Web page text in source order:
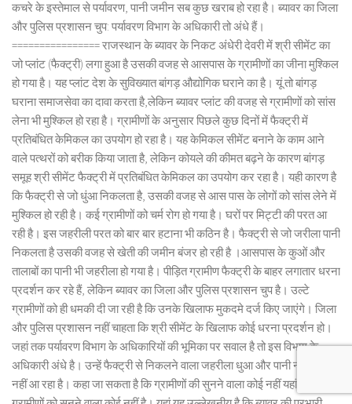
कचरे के इस्तेमाल से पर्यावरण, पानी जमीन सब कुछ खराब हो रहा है। ब्यावर का जिला
और पुलिस प्रशासन चुप: पर्यावरण विभाग के अधिकारी तो अंधे हैं।
================ राजस्थान के ब्यावर के निकट अंधेरी देवरी में श्री सीमेंट का
जो प्लांट (फैक्ट्री) लगा हुआ है उसकी वजह से आसपास के ग्रामीणों का जीना मुश्किल
हो गया है। यह प्लांट देश के सुविख्यात बांगड़ औद्योगिक घराने का है। यूं तो बांगड़
घराना समाजसेवा का दावा करता है,लेकिन ब्यावर प्लांट की वजह से ग्रामीणों को सांस
लेना भी मुश्किल हो रहा है। ग्रामीणों के अनुसार पिछले कुछ दिनों में फैक्ट्री में
प्रतिबंधित केमिकल का उपयोग हो रहा है। यह केमिकल सीमेंट बनाने के काम आने
वाले पत्थरों को बरीक किया जाता है, लेकिन कोयले की कीमत बढ़ने के कारण बांगड़
समूह श्री सीमेंट फैक्ट्री में प्रतिबंधित केमिकल का उपयोग कर रहा है। यही कारण है
कि फैक्ट्री से जो धुंआ निकलता है, उसकी वजह से आस पास के लोगों को सांस लेने में
मुश्किल हो रही है। कई ग्रामीणों को चर्म रोग हो गया है। घरों पर मिट्टी की परत आ
रही है। इस जहरीली परत को बार बार हटाना भी कठिन है। फैक्ट्री से जो जरीला पानी
निकलता है उसकी वजह से खेती की जमीन बंजर हो रही है ।आसपास के कुओं और
तालाबों का पानी भी जहरीला हो गया है। पीड़ित ग्रामीण फैक्ट्री के बाहर लगातार धरना
प्रदर्शन कर रहे हैं, लेकिन ब्यावर का जिला और पुलिस प्रशासन चुप है। उल्टे
ग्रामीणों को ही धमकी दी जा रही है कि उनके खिलाफ मुकदमे दर्ज किए जाएंगे। जिला
और पुलिस प्रशासन नहीं चाहता कि श्री सीमेंट के खिलाफ कोई धरना प्रदर्शन हो।
जहां तक पर्यावरण विभाग के अधिकारियों की भूमिका पर सवाल है तो इस विभाग के
अधिकारी अंधे है। उन्हें फैक्ट्री से निकलने वाला जहरीला धुआ और पानी नजर नही
नहीं आ रहा है। कहा जा सकता है कि ग्रामीणों की सुनने वाला कोई नहीं यहां यह कि